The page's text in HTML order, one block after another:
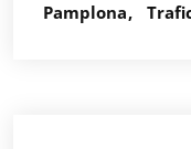
Pamplona